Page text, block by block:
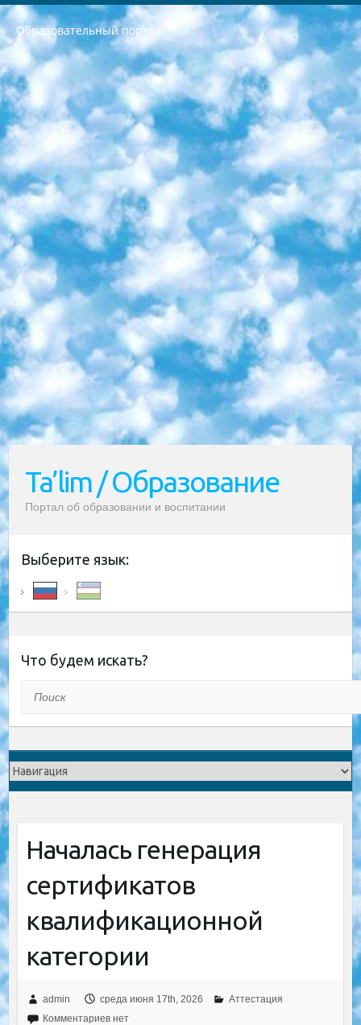
Образовательный портал
РЕСПУБЛИКА УЗБЕКИСТАН МИНИСТРЕРСТВО ДОШКОЛЬНОГО И ШКОЛЬНОГО ОБРАЗОВАНИЯ КОМАНДА в общеобразовательных учреждениях в 2023-2024 учебном году организация и проведение итоговой государственной аттестации обучающихся о Министра дошкольного и школьного образования Республики Узбекистан от 4 марта 2008 года (постановлением Минюста от 20 марта 2008 года № 1778 государственной регистрации) «Итоговое состояние учащихся общего среднего образования на основании положения об утверждении положения об аттестации общего среднего образования выпускной экзамен студентов в образовательных учреждениях в 2023-2024 учебном году В целях организации и прохождения аттестации приказываю: 1. Следующее: перечень предметов, по которым будет проводиться итоговая государственная аттестация и экзамен формы перевода согласно приложению 1; сертификаты международного образца, оценивающие уровень владения иностранными языками перечень согласно приложению 2; 2. Педагогический при специализированных образовательных учреждениях. научно-практический центр квалификации и международной оценки (Д.Давидова) 2024 г. До 25 марта: задания по предметам, по которым будет проводиться итоговая аттестация разработка и утверждение технических условий; итоговая аттестация на основании разработанного предметного задания разработка вопросов по предметам (устно и письменно), экзамен передача; общеобразовательные средние школы и специальные учебные заведения учащиеся выпускных классов школ и интернатов в агентской системе подготовка базы данных экзаменационных материалов и критериев оценки; перевод базы экзаменационных материалов на все языки обучения подать в Республиканский образовательный центр для изготовления; варианты экзаменов на основе разработанных контрольных материалов пусть будут поставлены задачи формирования. 3. Республиканский образовательный центр (Ш.Худайкулов) до 5 апреля 2024 года. до: база данных предоставленных экзаменационных материалов на все языки обучения перевод и экспертиза; для слепых, слабовидящих, глухих, слабослышащих и умственно отсталых детей учащиеся выпускных классов специализированных школ и школ-интернатов база данных экзаменационных материалов на всех преподаваемых языках подготовка критериев оценки; специализированные школы для умственно отсталых детей и технологии для учащихся выпускных классов школ-интернатов разработка соответствующих рекомендаций и критериев проведения ЕГЭ по естествознанию давать задания. 4. Педагогический при специализированных образовательных учреждениях. Научно-практический центр навыков и международной оценки (Д.Давидова), Республика образовательный центр (Худайкулов Ш.) итоговый государственный аттестационный экзамен ориентирован на творческое и логическое мышление при подготовке базы материалов учитывать введение заданий. 5. Следует отметить, что: сертификат государственного образца о знании общеобразовательного предмета и как минимум национальный уровень B1 по предметам на иностранных языках, указанным в Приложении 2. или международно признанный сертификат эквивалентного уровня студенты, изучающие определенный предмет, освобождаются от экзамена; по соответствующим предметам запланирована итоговая государственная аттестация за день до дня, путем жеребьевки Рабочей группой (в письменной форме по предметам, проводимым в форме) из числа сформированных вариантов выбрано 2 варианта; 2 выбранных варианта экзамена анонсированы на официальном сайте министерства и все выпускники по всей стране на основе этих вариантов проводит итоговую государственную аттестацию. 6. Государственное образование учащихся средних общеобразовательных учреждений. знания в соответствии с квалификационными требованиями, которые необходимо приобрести на основании стандартов итоговый (выпускной) контроль для 9 и 11 классов в целях тестирования Экзамены (далее – экзамены) состоят из предметов, перечисленных в приложении 1. будет сделано. 7. Экзамены пройдут с 26 мая по 15 июня 2024 г. (кроме науки физического воспитания). 8. Физическая для учащихся 9 классов общесредних образовательных учреждений. Экзамены по предмету «Образование, квалификация медицина» 1-6 мая 2024 года. сотрудники перевести под присмотр (с отклонениями в физическом или умственном развитии) специализированная школа для детей, школы-интернаты и со сколиозом школы-интернаты санаторного типа для больных детей исключены). 9. Он был слепым, слабовидящим и имел нарушения опорно-двигательного аппарата. экзамены в специализированных школах и интернатах для детей должны проводиться исходя из требований, предъявляемых к общеобразовательным учреждениям (физкультура кроме науки). 10. Специализированная школа для глухих и слабослышащих детей. и экзамены в интернатах и быть реализован в виде письменного теста по математике. 11. Специальность для умственно отсталых детей. Для 9 класса Родной язык и литературное письмо Государственный язык (язык обучения – узбекский). для неклассов) написано Математическое письмо Письменная/устная история Узбекистана Физическое воспитание практично Итоговый контроль Для 11 класса Написание родного языка и литературы (эссе) Математическое письмо Узбекский язык (обучение на узбекском языке) не посещающее общее среднее образование для учреждений)/Образовательное учреждение выбор письменный и устный Иностранный язык письменный/устный Письменная/устная история Узбекистана *По выбору студента:  Химия  Физика  Основы государственного права  География 10 бесплатных образовательных ресурсов - Мы составили подборку онлайн-проектов с интерактивными упражнениями, видеолекциями и статьями. Они помогут вам обрести новые и освежить старые знания бесплатно. 1. «ИНТУИТ» Старейшая образовательная площадка Рунета. Здесь вы найдёте сотни текстовых и видеокурсов на десятки различных тем — от программирования до психологии. Многие курсы подготовлены российскими университетами и крупными международными компаниями вроде Intel и Microsoft. Самостоятельное обучение бесплатное, но желающие могут оплатить услуги персональных наставников. 2. «Смартия» знакомит с актуальными профессиями и подсказывает, как им обучаться. Выбрав заинтересовавшую вас специальность — SMM-специалист, фотограф, веб-дизайнер или другую, — увидите список необходимых для неё умений. Чтобы вы могли освоить их самостоятельно, для каждого умения площадка отображает подборку ссылок на учебные материалы. Хотя «Смартия» ориентируется на русскоязычную аудиторию, часть контента всё же доступна только на английском. 3. «Лекторий Физтеха» Проект Московского физико-технического института (Физтеха). С его помощью вы можете смотреть онлайн серии лекций, записанные на видео в этом вузе. В числе доступных предметов — физика, биология, химия, информационные технологии и другие. К некоторым лекциям администрация ресурса прилагает готовые конспекты, которые можно скачивать в PDF-формате. 4. ITMOcourses Онлайн-площадка Санкт-Петербургского национального исследовательского университета информационных технологий, механики и оптики (ИТМО). Ресурс предоставляет свободный доступ к курсам, разработанным в этом вузе. Каталог материалов разбит на четыре категории: «Оптические системы и технологии», «Приборостроение и робототехника», «Информационные технологии» и «Биотехнологии». Курсы состоят из видеолекций, интерактивных демонстраций и заданий. 5. «КиберЛенинка» Электронная научная библиотека открытого доступа. Каталог площадки регулярно обрастает текстами статей из различных научных изданий. Сгруппированные по журналам и рубрикам публикации можно читать онлайн или скачивать целиком в PDF-формате. Проект нацелен на популяризацию науки за счёт открытого доступа к качественной информации. 6. «ПостНаука» На этом ресурсе публикуют подборки видеолекций, составленные экспертами из разных отраслей и объединённые общими темами. Среди них, к примеру, есть серии «Биоинформатика и геномика», «Культура средневековой Скандинавии» и Cinema Studies о теории кино. Каждая подборка лекций — логически связанная история, рассказанная экспертом от первого лица. Кроме того, на сайте появляются научно-образовательные статьи и тесты на разные темы. 7. «Newочём» Команда проекта «Newочём» отбирает самые интересные тексты из англоязычных СМИ и переводит те из них, за которые голосуют участники сообщества «ВКонтакте». По большей части это научно-популярные статьи. Редакторы придумывают лишь заголовки, в остальном содержание переводов соответствует оригиналам. Полные тексты можно читать прямо в социальной сети. 8. InternetUrok Онлайн-база материалов по основным дисциплинам школьной программы. Информация на сайте структурирована по классам, предметам и темам (урокам). Каждый урок состоит из видеолекций и конспектов. Есть также интерактивные тренажёры и тесты для закрепления пройденного материала. Даже если вы давно окончили школу, возможность повторить программу старших классов всегда может пригодиться. 9. Edutainme Ещё один ресурс об образовании. В отличие от Newtonew, как мне кажется, Edutainme больше ориентируется на представителей индустрии: педагогов, предпринимателей, разработчиков образовательных проектов. Но и любой, кто просто стремится к саморазвитию, найдёт на сайте много полезного и интересного для себя. Например, информацию о новых курсах и образовательных сервисах. 10. Newtonew Онлайн-медиа об образовании и обучении в широком смысле. Авторы Newtonew пишут об инструментах, заведениях, тактиках и стратегиях, которые помогают учить других и получать новые знания самостоятельно. На этой площадке вы найдёте новости, обзоры, аналитические мат
Ta’lim / Образование
Портал об образовании и воспитании
Выберите язык:
Что будем искать?
Началась генерация
сертификатов
квалификационной
категории
admin среда июня 17th, 2026
Аттестация
Комментариев нет